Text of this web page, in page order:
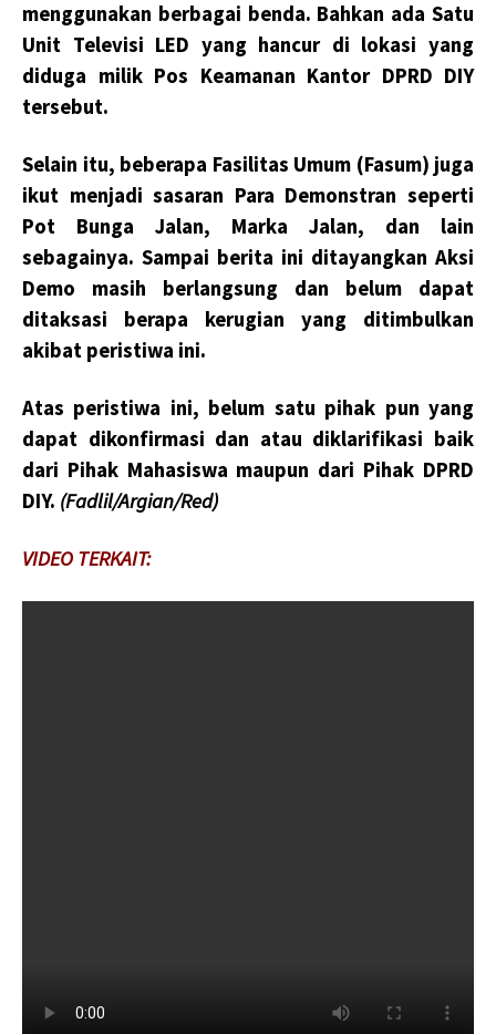
menggunakan berbagai benda. Bahkan ada Satu
Unit Televisi LED yang hancur di lokasi yang
diduga milik Pos Keamanan Kantor DPRD DIY
tersebut.
Selain itu, beberapa Fasilitas Umum (Fasum) juga
ikut menjadi sasaran Para Demonstran seperti
Pot Bunga Jalan, Marka Jalan, dan lain
sebagainya. Sampai berita ini ditayangkan Aksi
Demo masih berlangsung dan belum dapat
ditaksasi berapa kerugian yang ditimbulkan
akibat peristiwa ini.
Atas peristiwa ini, belum satu pihak pun yang
dapat dikonfirmasi dan atau diklarifikasi baik
dari Pihak Mahasiswa maupun dari Pihak DPRD
DIY. (Fadlil/Argian/Red)
VIDEO TERKAIT: